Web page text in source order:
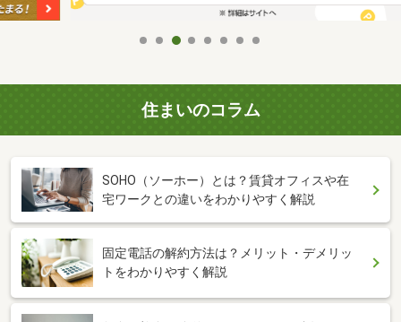
住まいのコラム
SOHO（ソーホー）とは？賃貸オフィスや在
宅ワークとの違いをわかりやすく解説
固定電話の解約方法は？メリット・デメリッ
トをわかりやすく解説